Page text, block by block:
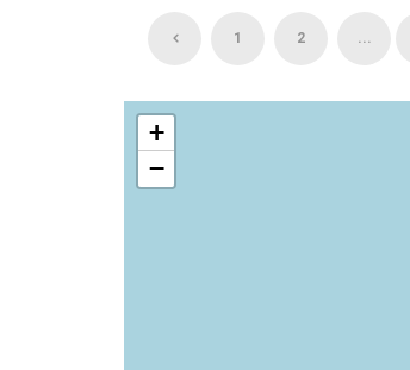
1 2 ...
+
−